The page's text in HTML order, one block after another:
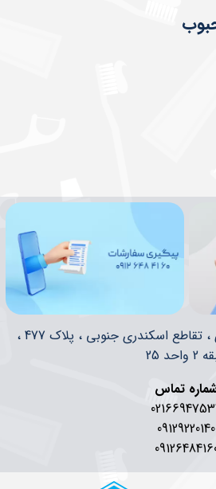
: تهران ،خیابان آزادی ، تقاطع اسکندری جنوبی ، پلاک 477 ،
25
تماس
09129220140